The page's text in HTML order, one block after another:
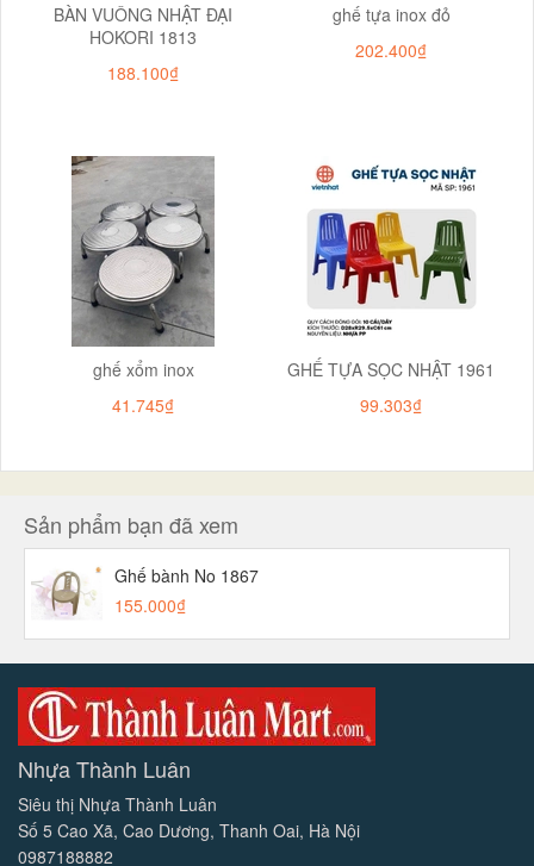
BÀN VUÔNG NHẬT ĐẠI
HOKORI 1813
188.100₫
ghế tựa inox đỏ
202.400₫
ghế xổm inox
41.745₫
GHẾ TỰA SỌC NHẬT 1961
99.303₫
Sản phẩm bạn đã xem
Ghế bành No 1867
155.000₫
Nhựa Thành Luân
Siêu thị Nhựa Thành Luân
Số 5 Cao Xã, Cao Dương, Thanh Oai, Hà Nội
0987188882